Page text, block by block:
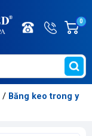
Điện
thoại
Hotline/
Zalo
0
/ Băng keo trong y